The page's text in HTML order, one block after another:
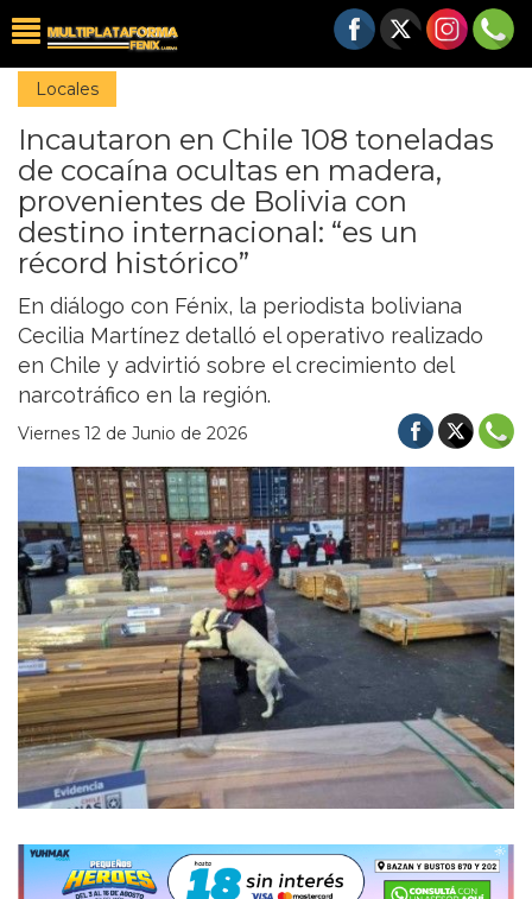
Locales
Incautaron en Chile 108 toneladas
de cocaína ocultas en madera,
provenientes de Bolivia con
destino internacional: “es un
récord histórico”
En diálogo con Fénix, la periodista boliviana
Cecilia Martínez detalló el operativo realizado
en Chile y advirtió sobre el crecimiento del
narcotráfico en la región.
Viernes 12 de Junio de 2026